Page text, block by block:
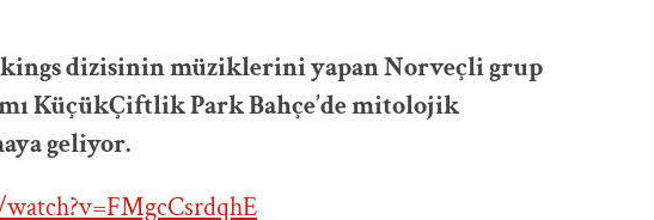
dizisinin müziklerini yapan Norveçli grup
KüçükÇiftlik Park Bahçe’de mitolojik
geliyor.